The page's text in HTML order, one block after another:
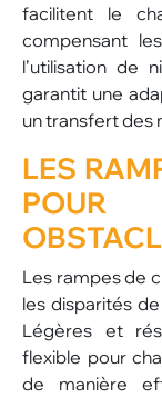
facilitent le
compensant
l’utilisation de
garantit une
un transfert des
LES
POUR
Les rampes de
les disparités
Légères et
flexible pour
de manière